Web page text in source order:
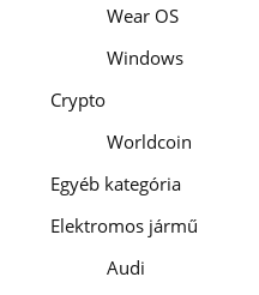
Wear OS
Windows
Crypto
Worldcoin
Egyéb kategória
Elektromos jármű
Audi